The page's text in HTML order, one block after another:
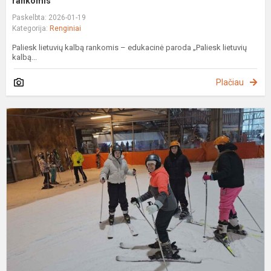
Paskelbta: 2026-01-19
Kategorija: Renginiai
Paliesk lietuvių kalbą rankomis – edukacinė paroda „Paliesk lietuvių
kalbą...
Plačiau